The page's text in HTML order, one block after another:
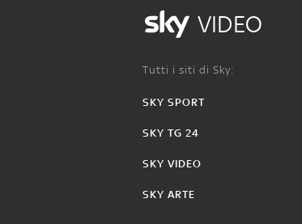
VIDEO
Tutti i siti di Sky:
SKY SPORT
SKY TG 24
SKY VIDEO
SKY ARTE